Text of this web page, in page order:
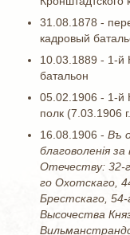
31.08.1878 -
кадровый
10.03.1889 - 1-й
батальон
05.02.1906 - 1-й
полк (7.03.1906
16.08.1906 - Въ
благоволенiя
Отечеству: 32-
го Охотскаго,
Брестскаго, 54-
Высочества